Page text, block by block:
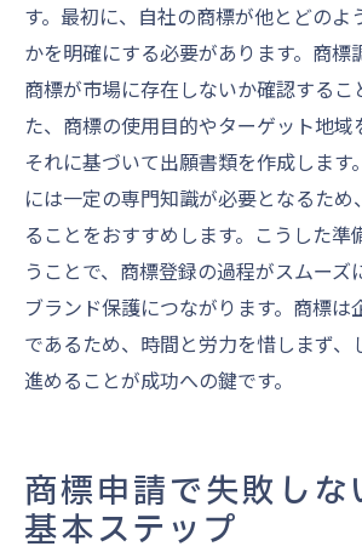
す。最初に、自社の商標が他とどのよ
かを明確にする必要があります。商標
商標が市場に存在しないか確認するこ
た、商標の使用目的やターゲット地域
それに基づいて出願書類を作成します
には一定の専門知識が必要となるため
ることをおすすめします。こうした準
うことで、商標登録の過程がスムーズ
ブランド保護につながります。商標は
であるため、時間と労力を惜しまず、
進めることが成功への鍵です。
商標申請で失敗しな
基本ステップ